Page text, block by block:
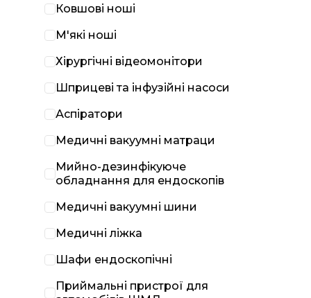
Ковшові ноші
М'які ноші
Хірургічні відеомонітори
Шприцеві та інфузійні насоси
Аспіратори
Медичні вакуумні матраци
Мийно-дезинфікуюче
обладнання для ендоскопів
Медичні вакуумні шини
Медичні ліжка
Шафи ендоскопічні
Приймальні пристрої для